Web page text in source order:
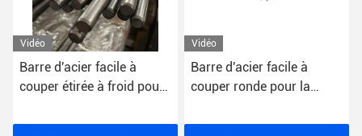
Vidéo
Barre d'acier facile à
couper étirée à froid pour
concrets
Vidéo
Barre d'acier facile à
couper ronde pour la
10mm 12mm 14mm